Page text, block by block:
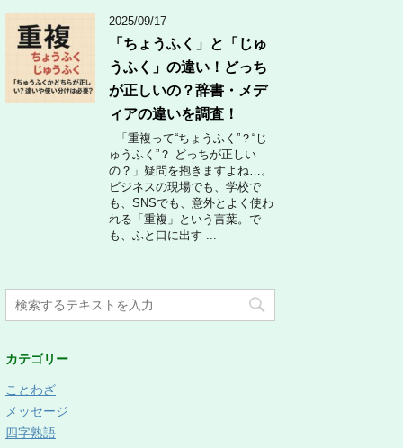
2025/09/17
「ちょうふく」と「じゅ
うふく」の違い！どっち
が正しいの？辞書・メデ
ィアの違いを調査！
「重複って“ちょうふく”？“じ
ゅうふく”？ どっちが正しい
の？」疑問を抱きますよね…。
ビジネスの現場でも、学校で
も、SNSでも、意外とよく使わ
れる「重複」という言葉。で
も、ふと口に出す ...
カテゴリー
ことわざ
メッセージ
四字熟語